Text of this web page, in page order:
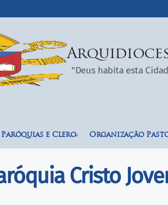
"Deus habita esta
Paróquias e Clero Organização
Cristo